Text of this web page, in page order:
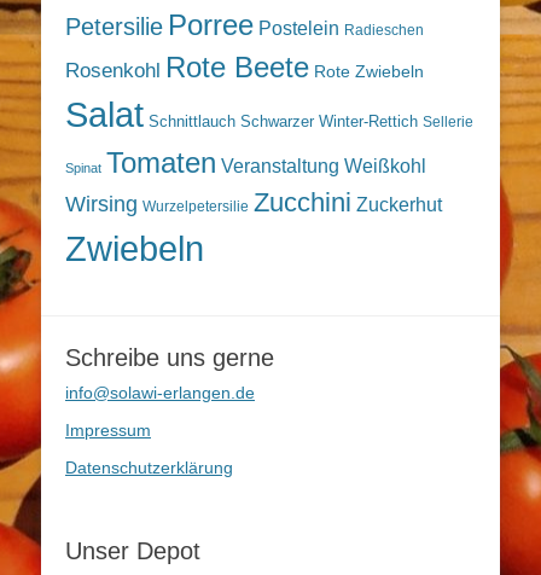
Petersilie Porree Postelein Radieschen
Rosenkohl Rote Beete Rote Zwiebeln
Salat Schnittlauch Schwarzer Winter-Rettich Sellerie
Spinat Tomaten Veranstaltung Weißkohl
Wirsing Wurzelpetersilie Zucchini Zuckerhut
Zwiebeln
Schreibe uns gerne
info@solawi-erlangen.de
Impressum
Datenschutzerklärung
Unser Depot